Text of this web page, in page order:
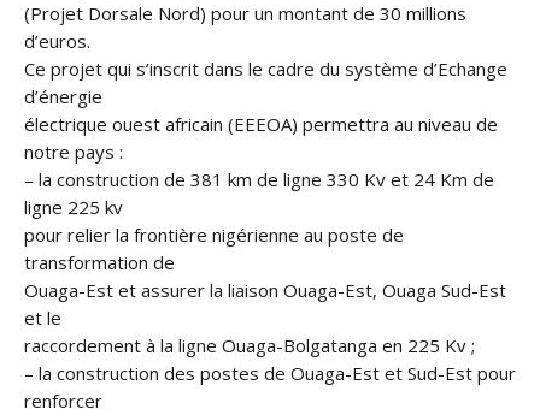
(Projet Dorsale Nord) pour un montant de 30 millions
d’euros.
Ce projet qui s’inscrit dans le cadre du système d’Echange
d’énergie
électrique ouest africain (EEEOA) permettra au niveau de
notre pays :
– la construction de 381 km de ligne 330 Kv et 24 Km de
ligne 225 kv
pour relier la frontière nigérienne au poste de
transformation de
Ouaga-Est et assurer la liaison Ouaga-Est, Ouaga Sud-Est
et le
raccordement à la ligne Ouaga-Bolgatanga en 225 Kv ;
– la construction des postes de Ouaga-Est et Sud-Est pour
renforcer